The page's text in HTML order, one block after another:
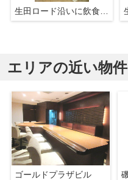
生田ロード沿いに飲食店居抜物件
エリアの近い物件
ゴールドプラザビル